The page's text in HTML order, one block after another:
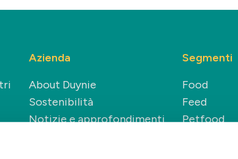
Azienda
About Duynie
Sostenibilità
Notizie e approfondimenti
Segmenti
Food
Feed
Petfood